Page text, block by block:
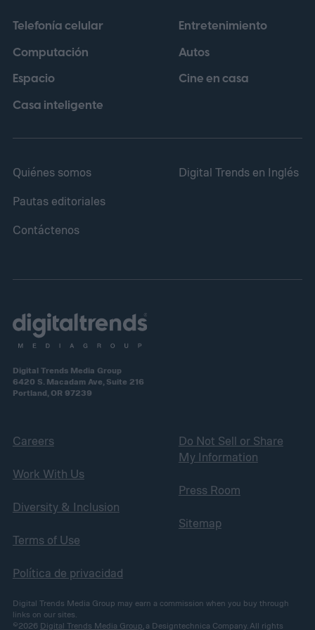
Telefonía celular
Computación
Espacio
Casa inteligente
Entretenimiento
Autos
Cine en casa
Quiénes somos
Pautas editoriales
Contáctenos
Digital Trends en Inglés
Digital Trends Media Group
6420 S. Macadam Ave, Suite 216
Portland, OR 97239
Careers
Work With Us
Diversity & Inclusion
Terms of Use
Política de privacidad
Do Not Sell or Share
My Information
Press Room
Sitemap
Digital Trends Media Group may earn a commission when you buy through
links on our sites.
©2026 Digital Trends Media Group , a Designtechnica Company. All rights